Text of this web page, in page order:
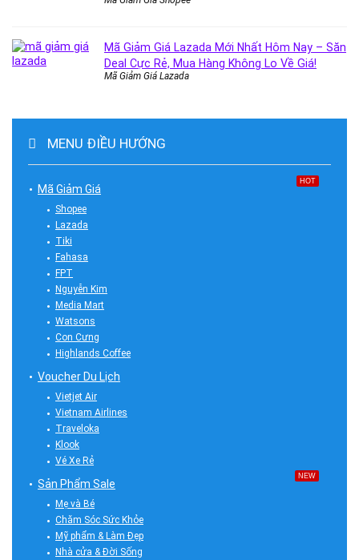
Mã Giảm Giá Lazada Mới Nhất Hôm Nay – Săn
Deal Cực Rẻ, Mua Hàng Không Lo Về Giá!
Mã Giảm Giá Lazada
MENU ĐIỀU HƯỚNG
Mã Giảm Giá
HOT
Shopee
Lazada
Tiki
Fahasa
FPT
Nguyễn Kim
Media Mart
Watsons
Con Cưng
Highlands Coffee
Voucher Du Lịch
Vietjet Air
Vietnam Airlines
Traveloka
Klook
Vé Xe Rẻ
Sản Phẩm Sale
NEW
Mẹ và Bé
Chăm Sóc Sức Khỏe
Mỹ phẩm & Làm Đẹp
Nhà cửa & Đời Sống